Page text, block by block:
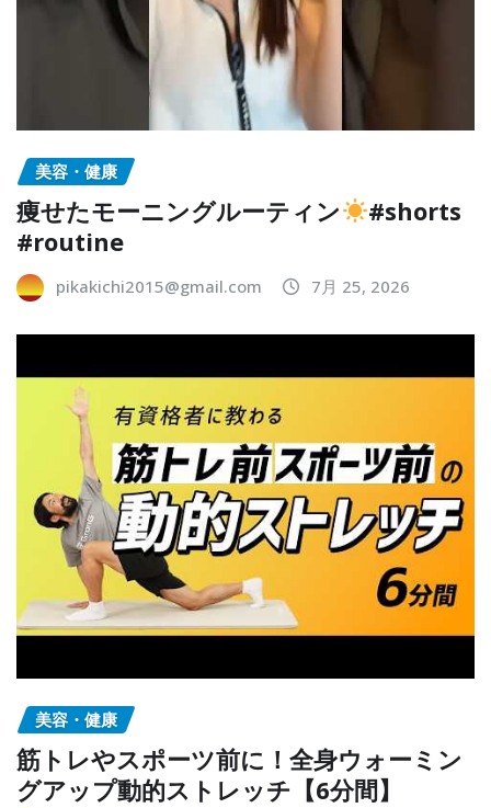
美容・健康
痩せたモーニングルーティン
#shorts
#routine
pikakichi2015@gmail.com 7月 25, 2026
美容・健康
筋トレやスポーツ前に！全身ウォーミン
グアップ動的ストレッチ【6分間】